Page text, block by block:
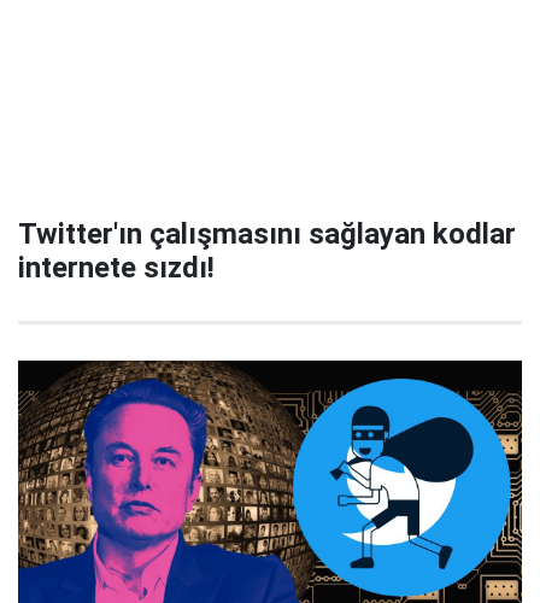
Twitter'ın çalışmasını sağlayan kodlar
internete sızdı!